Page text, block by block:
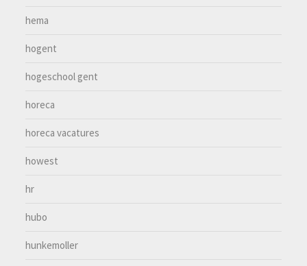
hema
hogent
hogeschool gent
horeca
horeca vacatures
howest
hr
hubo
hunkemoller